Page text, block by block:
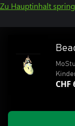
Zu Hauptinhalt
CHF